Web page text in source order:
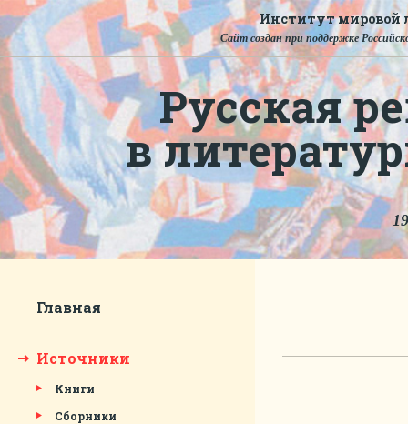
Институт мировой
Сайт создан при поддержке
Русская
в
Главная
Источники
Книги
Сборники